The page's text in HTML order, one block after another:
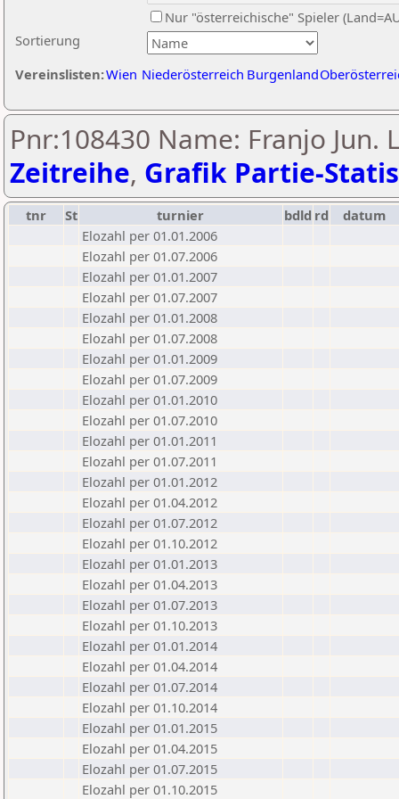
Sortierung
Nur "österreichische" Spieler
Vereinslisten:Wien Niederösterreich Burgenland
Pnr:108430 Name: Franjo Jun.
Zeitreihe, Grafik Partie-
tnr St turnier bdld rd
datum
Elozahl per 01.01.2006
Elozahl per 01.07.2006
Elozahl per 01.01.2007
Elozahl per 01.07.2007
Elozahl per 01.01.2008
Elozahl per 01.07.2008
Elozahl per 01.01.2009
Elozahl per 01.07.2009
Elozahl per 01.01.2010
Elozahl per 01.07.2010
Elozahl per 01.01.2011
Elozahl per 01.07.2011
Elozahl per 01.01.2012
Elozahl per 01.04.2012
Elozahl per 01.07.2012
Elozahl per 01.10.2012
Elozahl per 01.01.2013
Elozahl per 01.04.2013
Elozahl per 01.07.2013
Elozahl per 01.10.2013
Elozahl per 01.01.2014
Elozahl per 01.04.2014
Elozahl per 01.07.2014
Elozahl per 01.10.2014
Elozahl per 01.01.2015
Elozahl per 01.04.2015
Elozahl per 01.07.2015
Elozahl per 01.10.2015